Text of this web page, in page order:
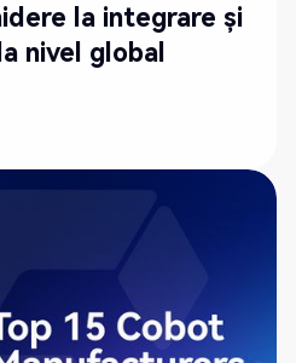
la integrare și
nivel global